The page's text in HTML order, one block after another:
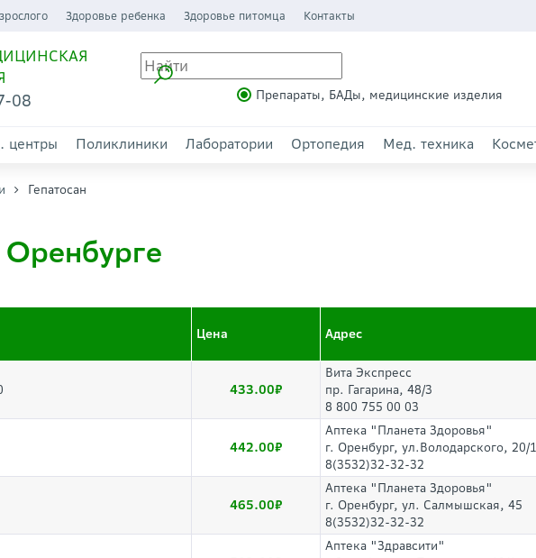
Здоровье ребенка Здоровье питомца Контакты
08 Препараты, БАДы, медицинские изделия
центры Поликлиники Лаборатории Ортопедия Мед. техника
Гепатосан
Оренбурге
Цена Адрес
433.00
Вита Экспресс
пр. Гагарина, 48/3
8 800 755 00 03
442.00
Аптека "Планета Здоровья"
г. Оренбург, ул.Володарского, 20/1
8(3532)32-32-32
465.00
Аптека "Планета Здоровья"
г. Оренбург, ул. Салмышская, 45
8(3532)32-32-32
Аптека "Здравсити"